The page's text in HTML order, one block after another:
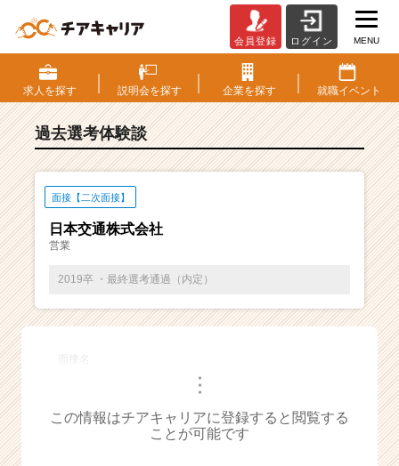
S・
選
考
験
ベ
チ
ー・
成
ら
ス
会員登録 ログイン MENU
求人を探す 説明会を探す 企業を探す 就職イベント
過去選考体験談
面接【二次面接】
日本交通株式会社
営業
2019卒 ・最終選考通過（内定）
面接名
・・・
この情報はチアキャリアに登録すると閲覧する
ことが可能です